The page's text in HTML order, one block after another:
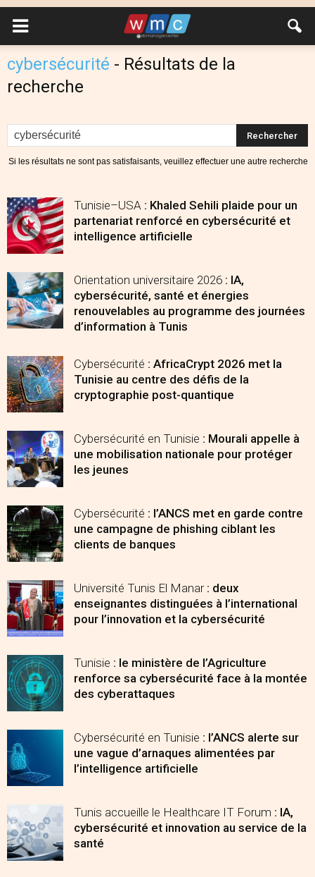
cybersécurité - Résultats de la
recherche
Si les résultats ne sont pas satisfaisants, veuillez effectuer une autre recherche
Tunisie–USA : Khaled Sehili plaide pour un
partenariat renforcé en cybersécurité et
intelligence artificielle
Orientation universitaire 2026 : IA,
cybersécurité, santé et énergies
renouvelables au programme des journées
d’information à Tunis
Cybersécurité : AfricaCrypt 2026 met la
Tunisie au centre des défis de la
cryptographie post-quantique
Cybersécurité en Tunisie : Mourali appelle à
une mobilisation nationale pour protéger
les jeunes
Cybersécurité : l’ANCS met en garde contre
une campagne de phishing ciblant les
clients de banques
Université Tunis El Manar : deux
enseignantes distinguées à l’international
pour l’innovation et la cybersécurité
Tunisie : le ministère de l’Agriculture
renforce sa cybersécurité face à la montée
des cyberattaques
Cybersécurité en Tunisie : l’ANCS alerte sur
une vague d’arnaques alimentées par
l’intelligence artificielle
Tunis accueille le Healthcare IT Forum : IA,
cybersécurité et innovation au service de la
santé